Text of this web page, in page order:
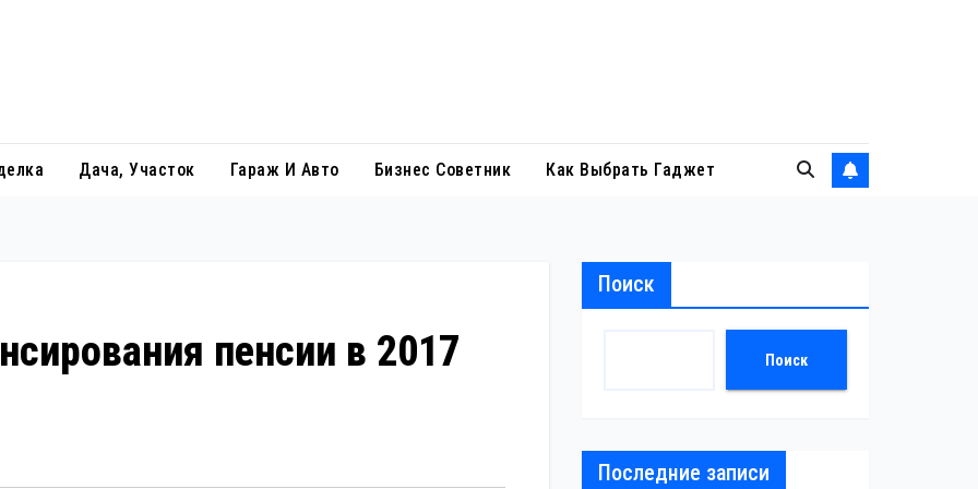
Дача, Участок Гараж И Авто Бизнес Советник Как Выбрать Гаджет
пенсии в 2017
Поиск
Поиск
Последние записи